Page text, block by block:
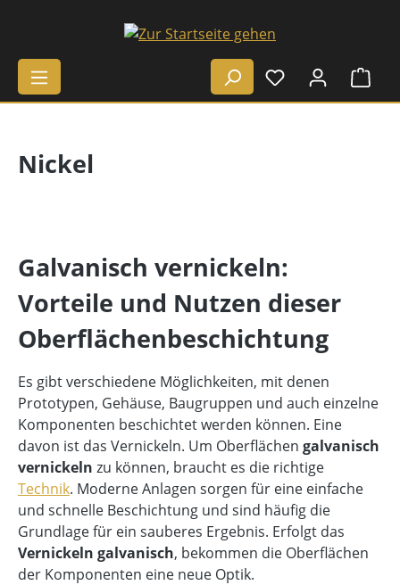
Zum Hauptinhalt springen
Nickel
Galvanisch vernickeln:
Vorteile und Nutzen dieser
Oberflächenbeschichtung
Es gibt verschiedene Möglichkeiten, mit denen
Prototypen, Gehäuse, Baugruppen und auch einzelne
Komponenten beschichtet werden können. Eine
davon ist das Vernickeln. Um Oberflächen galvanisch
vernickeln zu können, braucht es die richtige
Technik. Moderne Anlagen sorgen für eine einfache
und schnelle Beschichtung und sind häufig die
Grundlage für ein sauberes Ergebnis. Erfolgt das
Vernickeln galvanisch, bekommen die Oberflächen
der Komponenten eine neue Optik.